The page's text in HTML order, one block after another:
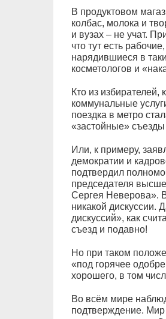
В продуктовом
колбас, молока и
и вузах – не учат.
что тут есть
нарядившиеся в
косметологов и
Кто из избирателей,
коммунальные
поездка в метро
«застойные»
Или, к примеру,
демократии и
подтвердил
председателя
Сергея Неверова».
никакой дискуссии.
дискуссий», как
съезд и подавно!
Но при таком
«под горячее
хорошего, в том
Во всём мире
подтверждение. Мир